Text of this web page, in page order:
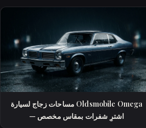
مساحات زجاج لسيارة Oldsmobile Omega
— اشترِ شفرات بمقاس مخصص